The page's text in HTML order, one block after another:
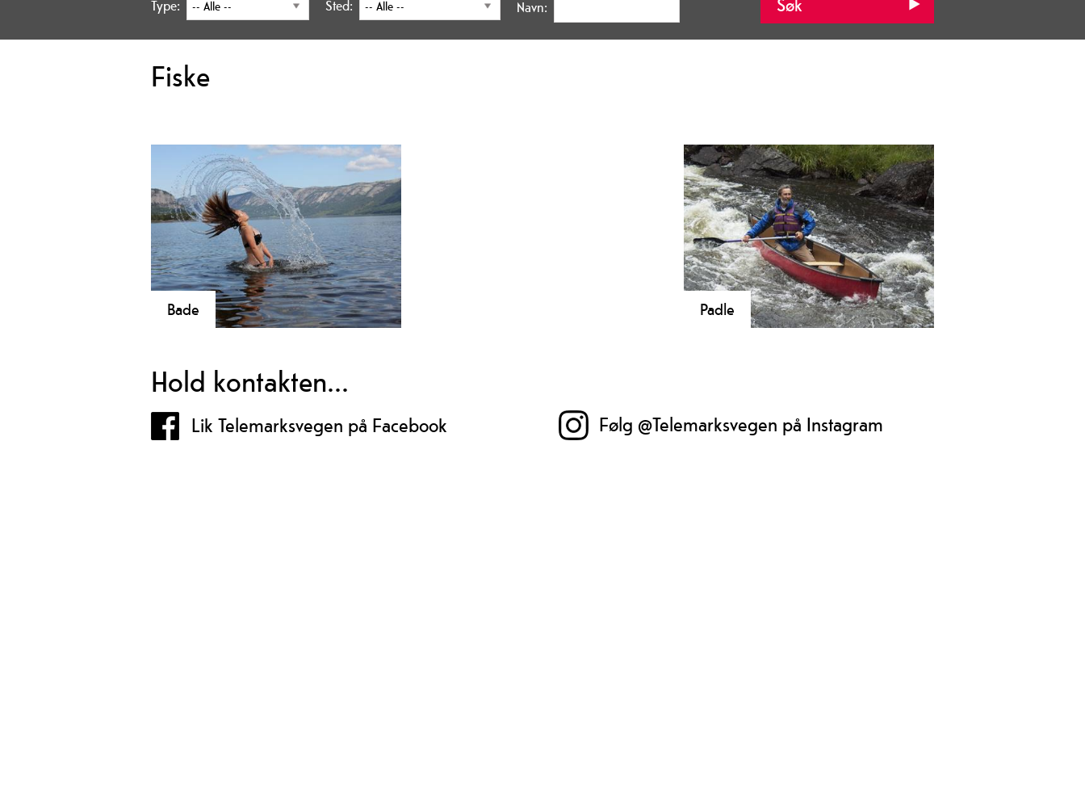
Type: Sted: Navn:
Fiske
Bade Padle
Hold kontakten...
Lik Telemarksvegen på Facebook Følg @Telemarksvegen på Instagram